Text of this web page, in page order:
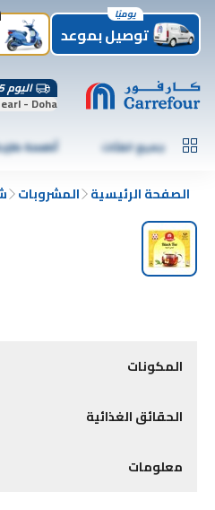
توصيل بموعد
يوميًا
اليوم 2:45 م
- Doha
جميع الفئات أطعمة
الصفحة الرئيسية المشروبات
المكونات
الحقائق الغذائية
معلومات